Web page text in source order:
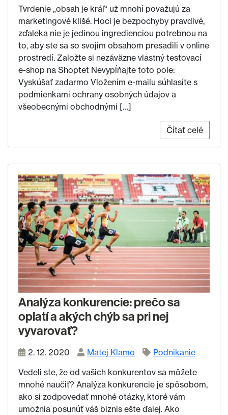
Tvrdenie „obsah je kráľ“ už mnohí považujú za
marketingové klišé. Hoci je bezpochyby pravdivé,
zďaleka nie je jedinou ingredienciou potrebnou na
to, aby ste sa so svojím obsahom presadili v online
prostredí. Založte si nezáväzne vlastný testovací
e-shop na Shoptet Nevypĺňajte toto pole:
Vyskúšať zadarmo Vložením e-mailu súhlasíte s
podmienkami ochrany osobných údajov a
všeobecnými obchodnými […]
Čítať celé
Analýza konkurencie: prečo sa
oplatí a akých chýb sa pri nej
vyvarovať?
2. 12. 2020 Matej Klamo
Podnikanie
Vedeli ste, že od vašich konkurentov sa môžete
mnohé naučiť? Analýza konkurencie je spôsobom,
ako si zodpovedať mnohé otázky, ktoré vám
umožnia posunúť váš biznis ešte ďalej. Ako